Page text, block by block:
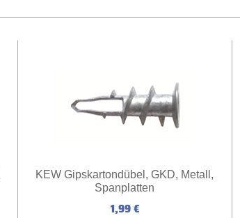
KEW Gipskartondübel, GKD, Metall,
Spanplatten
1,99 €